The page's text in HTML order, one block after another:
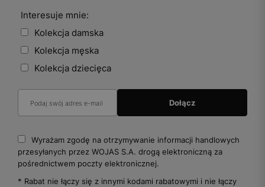
Interesuje mnie:
Kolekcja damska
Kolekcja męska
Kolekcja dziecięca
Wyrażam zgodę na otrzymywanie informacji handlowych
przesyłanych przez WOJAS S.A. drogą elektroniczną za
pośrednictwem poczty elektronicznej.
* Rabat nie łączy się z innymi kodami rabatowymi i nie łączy